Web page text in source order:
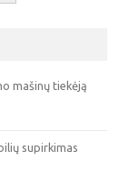
mašinų tiekėją
supirkimas